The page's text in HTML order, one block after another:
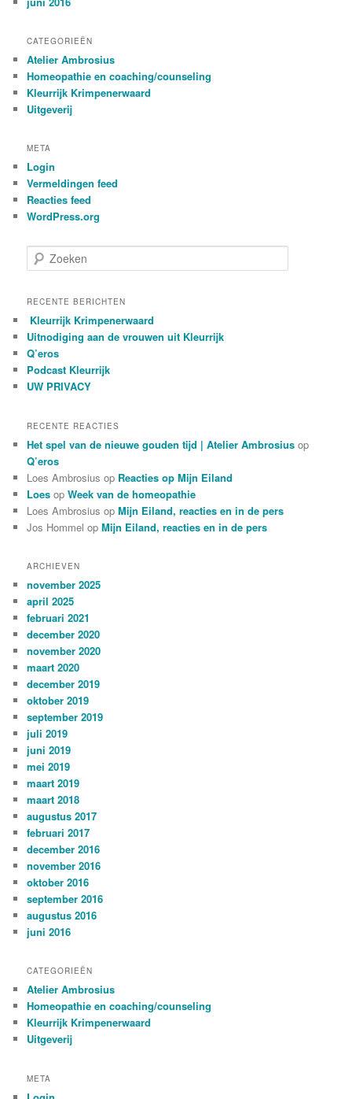
CATEGORIEËN
Atelier Ambrosius
Homeopathie en coaching/counseling
Kleurrijk Krimpenerwaard
Uitgeverij
META
Login
Vermeldingen feed
Reacties feed
WordPress.org
o
k
n
RECENTE BERICHTEN
Kleurrijk Krimpenerwaard
Uitnodiging aan de vrouwen uit Kleurrijk
Q’eros
Podcast Kleurrijk
UW PRIVACY
RECENTE REACTIES
Het spel van de nieuwe gouden tijd | Atelier Ambrosius op
Q’eros
Loes Ambrosius op Reacties op Mijn Eiland
Loes opWeek van de homeopathie
Loes Ambrosius opMijn Eiland, reacties en in de pers
Jos Hommel opMijn Eiland, reacties en in de pers
ARCHIEVEN
november 2025
april 2025
februari 2021
december 2020
november 2020
maart 2020
december 2019
oktober 2019
september 2019
juli 2019
juni 2019
mei 2019
maart 2019
maart 2018
augustus 2017
februari 2017
december 2016
november 2016
oktober 2016
september 2016
augustus 2016
juni 2016
CATEGORIEËN
Atelier Ambrosius
Homeopathie en coaching/counseling
Kleurrijk Krimpenerwaard
Uitgeverij
META